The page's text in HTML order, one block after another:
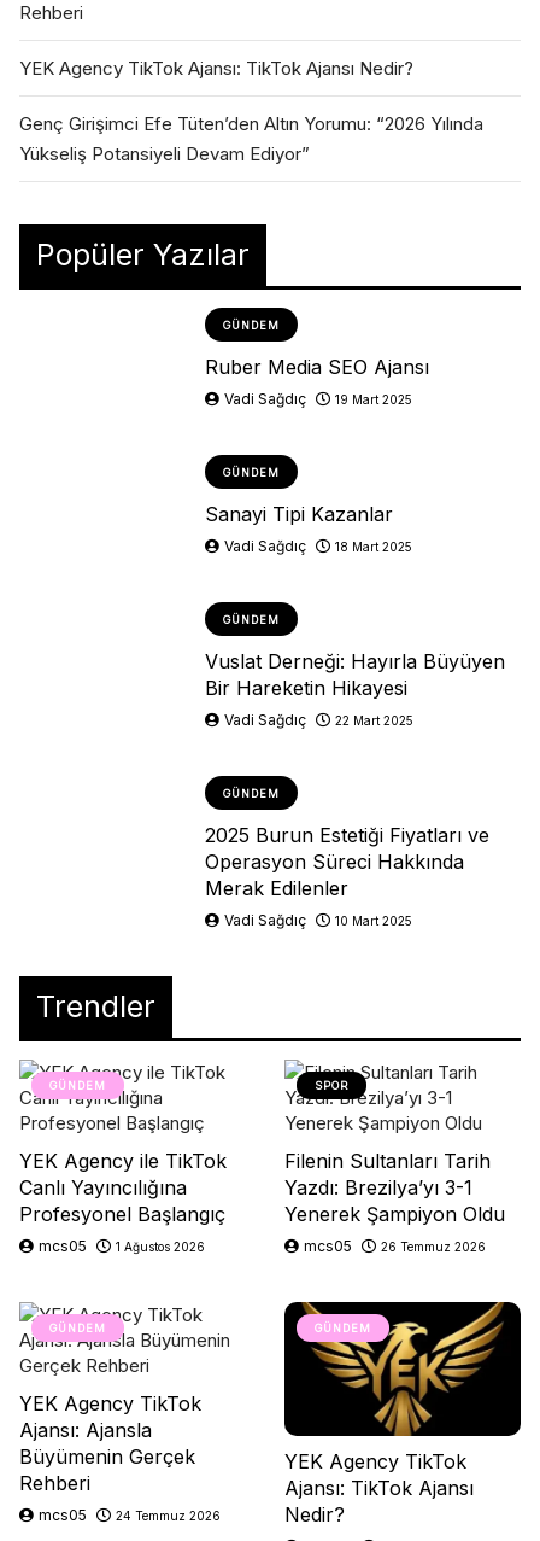
Rehberi
YEK Agency TikTok Ajansı: TikTok Ajansı Nedir?
Genç Girişimci Efe Tüten’den Altın Yorumu: “2026 Yılında
Yükseliş Potansiyeli Devam Ediyor”
Popüler Yazılar
GÜNDEM
Ruber Media SEO Ajansı
Vadi Sağdıç 19 Mart 2025
GÜNDEM
Sanayi Tipi Kazanlar
Vadi Sağdıç 18 Mart 2025
GÜNDEM
Vuslat Derneği: Hayırla Büyüyen
Bir Hareketin Hikayesi
Vadi Sağdıç 22 Mart 2025
GÜNDEM
2025 Burun Estetiği Fiyatları ve
Operasyon Süreci Hakkında
Merak Edilenler
Vadi Sağdıç 10 Mart 2025
Trendler
GÜNDEM
YEK Agency ile TikTok
Canlı Yayıncılığına
Profesyonel Başlangıç
mcs05 1 Ağustos 2026
SPOR
Filenin Sultanları Tarih
Yazdı: Brezilya’yı 3-1
Yenerek Şampiyon Oldu
mcs05 26 Temmuz 2026
GÜNDEM
YEK Agency TikTok
Ajansı: Ajansla
Büyümenin Gerçek
Rehberi
mcs05 24 Temmuz 2026
GÜNDEM
YEK Agency TikTok
Ajansı: TikTok Ajansı
Nedir?